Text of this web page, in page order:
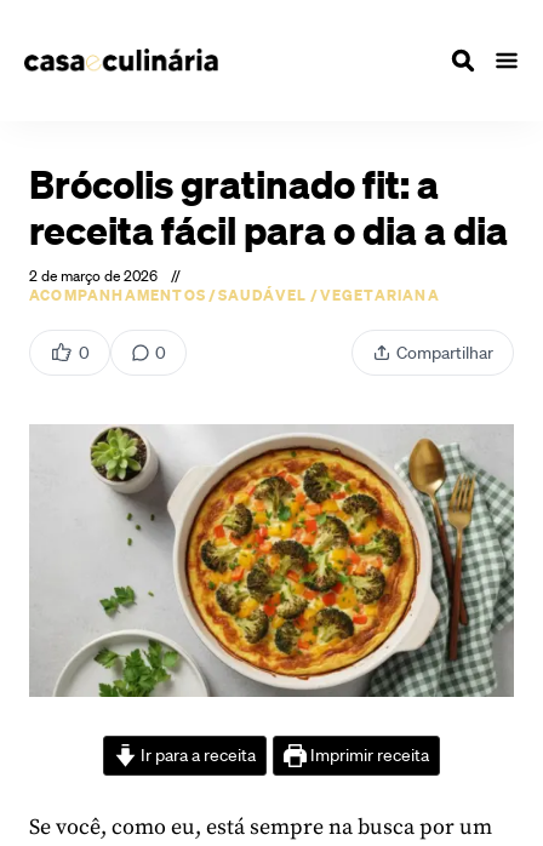
Brócolis gratinado fit: a
receita fácil para o dia a dia
2 de março de 2026
//
ACOMPANHAMENTOS/SAUDÁVEL /VEGETARIANA
0 0 Compartilhar
Ir para a receita Imprimir receita
Se você, como eu, está sempre na busca por um